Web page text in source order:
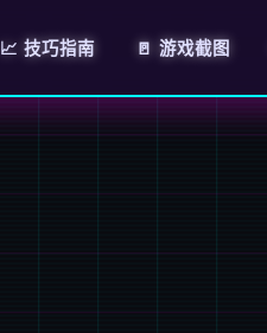
📈 技巧指南 🚪 游戏截图